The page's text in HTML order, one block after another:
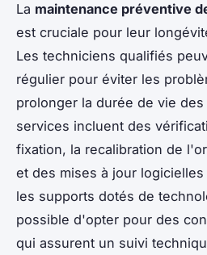
La maintenance préventive
est cruciale pour leur
Les techniciens qualifiés
régulier pour éviter les
prolonger la durée de vie
services incluent des
fixation, la recalibration de
et des mises à jour
les supports dotés de
possible d'opter pour des
qui assurent un suivi